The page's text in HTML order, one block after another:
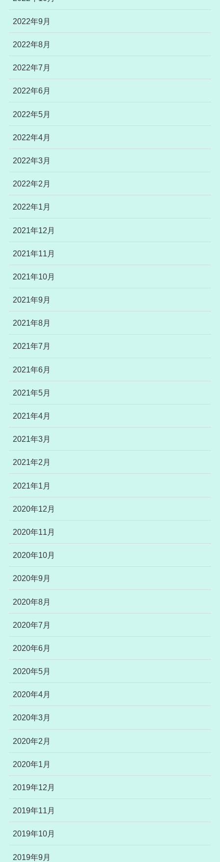
2022年9月
2022年8月
2022年7月
2022年6月
2022年5月
2022年4月
2022年3月
2022年2月
2022年1月
2021年12月
2021年11月
2021年10月
2021年9月
2021年8月
2021年7月
2021年6月
2021年5月
2021年4月
2021年3月
2021年2月
2021年1月
2020年12月
2020年11月
2020年10月
2020年9月
2020年8月
2020年7月
2020年6月
2020年5月
2020年4月
2020年3月
2020年2月
2020年1月
2019年12月
2019年11月
2019年10月
2019年9月